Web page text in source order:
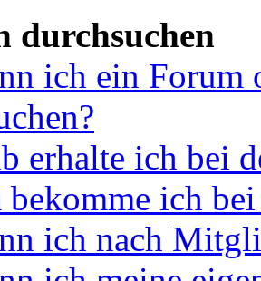
durchsuchen
ich ein Forum
erhalte ich bei
ich
ich nach